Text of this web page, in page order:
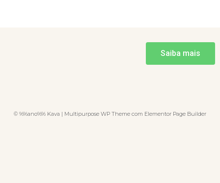
Saiba mais
© %%ano%% Kava | Multipurpose WP Theme com Elementor Page Builder